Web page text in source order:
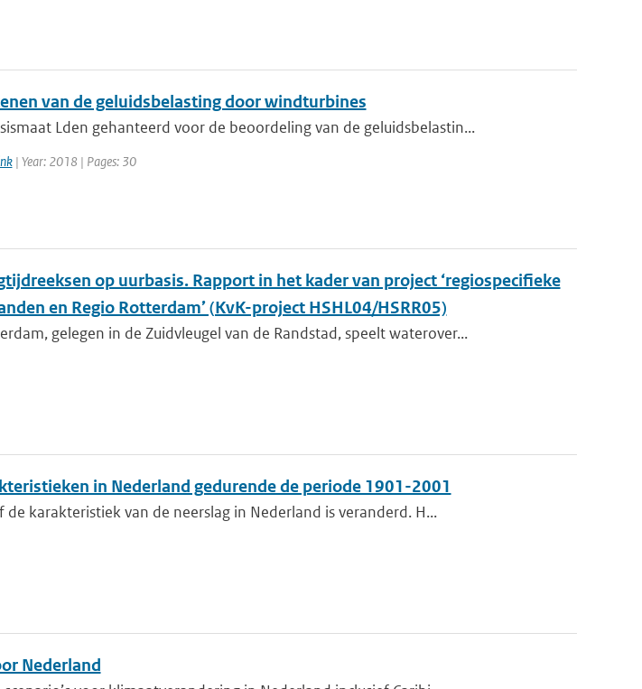
van de geluidsbelasting door windturbines
Lden gehanteerd voor de beoordeling van de geluidsbelastin...
| Year: 2018 | Pages: 30
op uurbasis. Rapport in het kader van project ‘regiospecifieke
en Regio Rotterdam’ (KvK-project HSHL04/HSRR05)
gelegen in de Zuidvleugel van de Randstad, speelt waterover...
in Nederland gedurende de periode 1901-2001
karakteristiek van de neerslag in Nederland is veranderd. H...
Nederland